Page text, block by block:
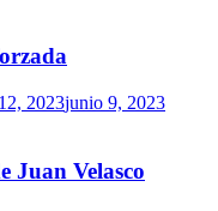
2023junio 9, 2023
Juan Velasco